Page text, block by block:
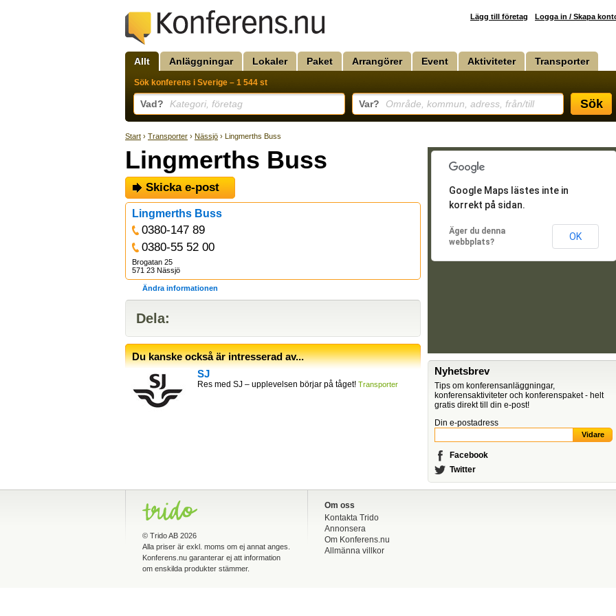
Lägg till företag Logga in / Skapa
Allt Anläggningar Lokaler Paket Arrangörer Event Aktiviteter Transporter
Sök konferens i Sverige – 1 544 st
Vad? Kategori, företag Var? Område, kommun, adress, från/till Sök
Start › Transporter › Nässjö › Lingmerths Buss
Lingmerths Buss
Skicka e-post
Lingmerths Buss
0380-147 89
0380-55 52 00
Brogatan 25
571 23 Nässjö
Ändra informationen
Dela:
Du kanske också är intresserad av...
SJ
Res med SJ – upplevelsen börjar på tåget! Transporter
Google Maps lästes inte in
korrekt på sidan.
Äger du denna
webbplats?
OK
Nyhetsbrev
Tips om konferensanläggningar,
konferensaktiviteter och konferenspaket - helt
gratis direkt till din e-post!
Din e-postadress
Facebook
Twitter
© Trido AB 2026
Alla priser är exkl. moms om ej annat anges.
Konferens.nu garanterar ej att information
om enskilda produkter stämmer.
Om oss
Kontakta Trido
Annonsera
Om Konferens.nu
Allmänna villkor